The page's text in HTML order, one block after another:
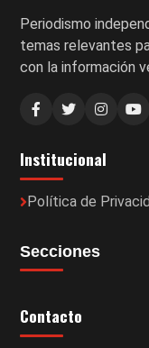
Periodismo
temas relevantes
con la información
Institucional
Política de
Secciones
Contacto